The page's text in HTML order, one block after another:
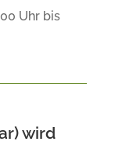
Uhr bis
wird